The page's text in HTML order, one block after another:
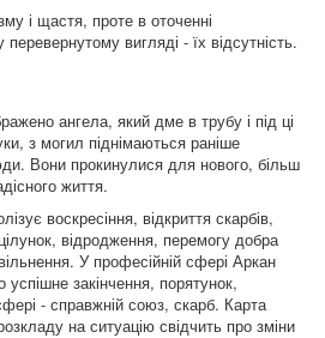
і щастя, проте в оточенні
вигляді - їх відсутність.
ангела, який дме в трубу і під ці
з могил піднімаються раніше
Вони прокинулися для нового, більш
життя.
воскресіння, відкриття скарбів,
відродження, перемогу добра
У професійній сфері Аркан
успішне закінчення, порятунок,
- справжній союз, скарб. Карта
на ситуацію свідчить про зміни